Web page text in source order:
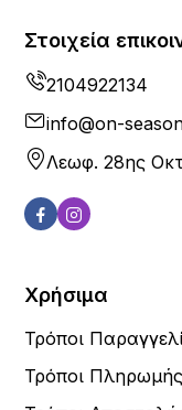
Στοιχεία
2104922134
info@on-
Λεωφ. 28ης
Χρήσιμα
Τρόποι
Τρόποι Πληρωμής